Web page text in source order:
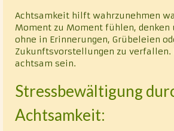
Achtsamkeit hilft wahrzunehmen
Moment zu Moment fühlen, denken
ohne in Erinnerungen, Grübeleien
Zukunftsvorstellungen zu verfallen.
achtsam sein.
Stressbewältigung
Achtsamkeit: